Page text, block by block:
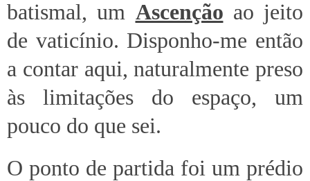
batismal, um Ascenção ao jeito
de vaticínio. Disponho-me então
a contar aqui, naturalmente preso
às limitações do espaço, um
pouco do que sei.
O ponto de partida foi um prédio